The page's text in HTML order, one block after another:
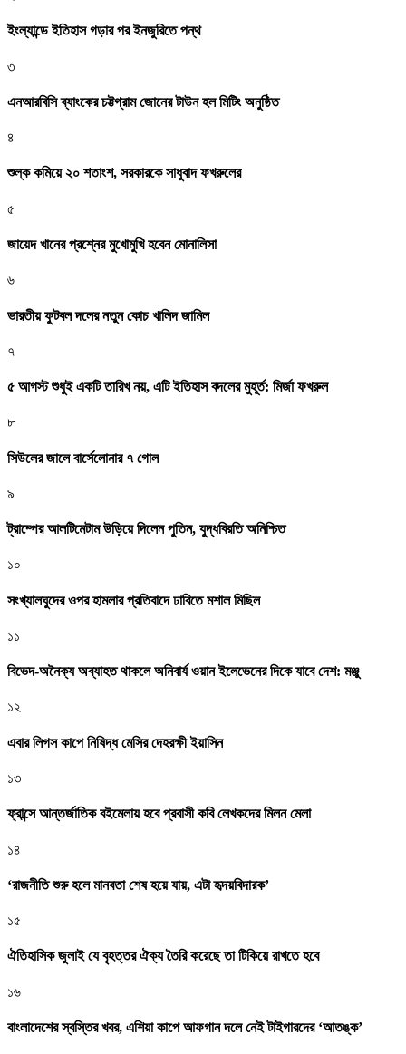
ইংল্যান্ডে ইতিহাস গড়ার পর ইনজুরিতে পন্থ
৩
এনআরবিসি ব্যাংকের চট্টগ্রাম জোনের টাউন হল মিটিং অনুষ্ঠিত
৪
শুল্ক কমিয়ে ২০ শতাংশ, সরকারকে সাধুবাদ ফখরুলের
৫
জায়েদ খানের প্রশ্নের মুখোমুখি হবেন মোনালিসা
৬
ভারতীয় ফুটবল দলের নতুন কোচ খালিদ জামিল
৭
৫ আগস্ট শুধুই একটি তারিখ নয়, এটি ইতিহাস বদলের মুহূর্ত: মির্জা ফখরুল
৮
সিউলের জালে বার্সেলোনার ৭ গোল
৯
ট্রাম্পের আলটিমেটাম উড়িয়ে দিলেন পুতিন, যুদ্ধবিরতি অনিশ্চিত
১০
সংখ্যালঘুদের ওপর হামলার প্রতিবাদে ঢাবিতে মশাল মিছিল
১১
বিভেদ-অনৈক্য অব্যাহত থাকলে অনিবার্য ওয়ান ইলেভেনের দিকে যাবে দেশ: মঞ্জু
১২
এবার লিগস কাপে নিষিদ্ধ মেসির দেহরক্ষী ইয়াসিন
১৩
ফ্রান্সে আন্তর্জাতিক বইমেলায় হবে প্রবাসী কবি লেখকদের মিলন মেলা
১৪
‘রাজনীতি শুরু হলে মানবতা শেষ হয়ে যায়, এটা হৃদয়বিদারক’
১৫
ঐতিহাসিক জুলাই যে বৃহত্তর ঐক্য তৈরি করেছে তা টিকিয়ে রাখতে হবে
১৬
বাংলাদেশের স্বস্তির খবর, এশিয়া কাপে আফগান দলে নেই টাইগারদের ‘আতঙ্ক’